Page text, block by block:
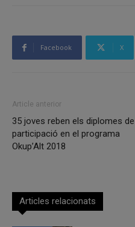
Facebook X
Article anterior
35 joves reben els diplomes de
participació en el programa
Okup’Alt 2018
Articles relacionats